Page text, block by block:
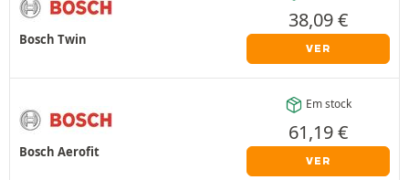
Bosch Twin
38,09€
VER
Bosch Aerofit
Em stock
61,19€
VER